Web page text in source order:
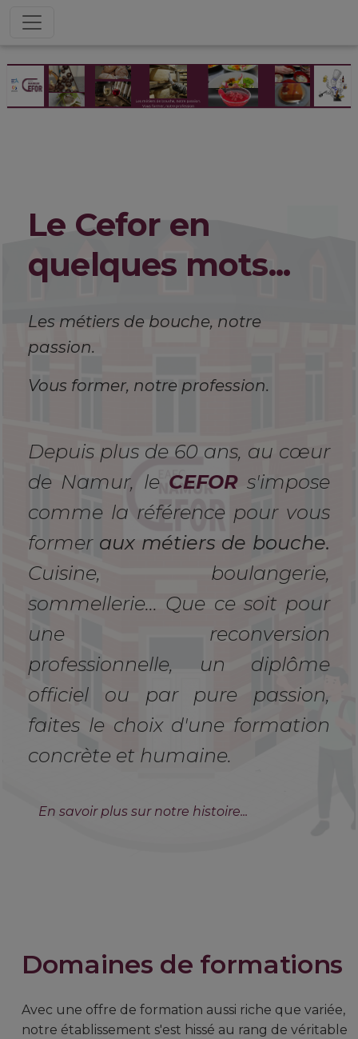
Le Cefor en
quelques mots...
Les métiers de bouche, notre
passion.
Vous former, notre profession.
Depuis plus de 60 ans, au cœur
de Namur, le CEFORs'impose
comme la référence pour vous
former aux métiers de bouche.
Cuisine, boulangerie,
sommellerie... Que ce soit pour
une reconversion
professionnelle, un diplôme
officiel ou par pure passion,
faites le choix d'une formation
concrète et humaine.
En savoir plus sur notre histoire...
Domaines de formations
Avec une offre de formation aussi riche que variée,
notre établissement s'est hissé au rang de véritable